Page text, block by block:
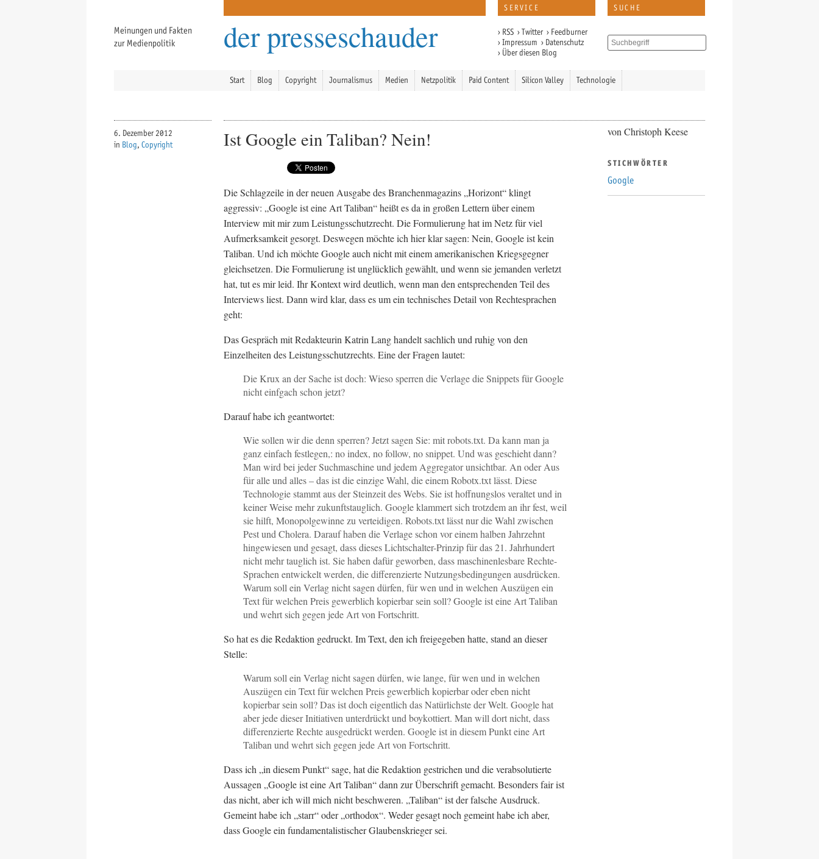
Meinungen und Fakten
zur Medienpolitik
der presseschauder
SERVICE
› RSS ›Twitter › Feedburner
›Impressum › Datenschutz
› Über diesen Blog
SUCHE
Start Blog Copyright Journalismus Medien Netzpolitik Paid Content Silicon Valley Technologie
6. Dezember 2012
in Blog, Copyright Ist Google ein Taliban? Nein!
Die Schlagzeile in der neuen Ausgabe des Branchenmagazins „Horizont“ klingt
aggressiv: „Google ist eine Art Taliban“ heißt es da in großen Lettern über einem
Interview mit mir zum Leistungsschutzrecht. Die Formulierung hat im Netz für viel
Aufmerksamkeit gesorgt. Deswegen möchte ich hier klar sagen: Nein, Google ist kein
Taliban. Und ich möchte Google auch nicht mit einem amerikanischen Kriegsgegner
gleichsetzen. Die Formulierung ist unglücklich gewählt, und wenn sie jemanden verletzt
hat, tut es mir leid. Ihr Kontext wird deutlich, wenn man den entsprechenden Teil des
Interviews liest. Dann wird klar, dass es um ein technisches Detail von Rechtesprachen
geht:
Das Gespräch mit Redakteurin Katrin Lang handelt sachlich und ruhig von den
Einzelheiten des Leistungsschutzrechts. Eine der Fragen lautet:
Die Krux an der Sache ist doch: Wieso sperren die Verlage die Snippets für Google
nicht einfgach schon jetzt?
Darauf habe ich geantwortet:
Wie sollen wir die denn sperren? Jetzt sagen Sie: mit robots.txt. Da kann man ja
ganz einfach festlegen,: no index, no follow, no snippet. Und was geschieht dann?
Man wird bei jeder Suchmaschine und jedem Aggregator unsichtbar. An oder Aus
für alle und alles – das ist die einzige Wahl, die einem Robotx.txt lässt. Diese
Technologie stammt aus der Steinzeit des Webs. Sie ist hoffnungslos veraltet und in
keiner Weise mehr zukunftstauglich. Google klammert sich trotzdem an ihr fest, weil
sie hilft, Monopolgewinne zu verteidigen. Robots.txt lässt nur die Wahl zwischen
Pest und Cholera. Darauf haben die Verlage schon vor einem halben Jahrzehnt
hingewiesen und gesagt, dass dieses Lichtschalter-Prinzip für das 21. Jahrhundert
nicht mehr tauglich ist. Sie haben dafür geworben, dass maschinenlesbare Rechte-
Sprachen entwickelt werden, die differenzierte Nutzungsbedingungen ausdrücken.
Warum soll ein Verlag nicht sagen dürfen, für wen und in welchen Auszügen ein
Text für welchen Preis gewerblich kopierbar sein soll? Google ist eine Art Taliban
und wehrt sich gegen jede Art von Fortschritt.
So hat es die Redaktion gedruckt. Im Text, den ich freigegeben hatte, stand an dieser
Stelle:
Warum soll ein Verlag nicht sagen dürfen, wie lange, für wen und in welchen
Auszügen ein Text für welchen Preis gewerblich kopierbar oder eben nicht
kopierbar sein soll? Das ist doch eigentlich das Natürlichste der Welt. Google hat
aber jede dieser Initiativen unterdrückt und boykottiert. Man will dort nicht, dass
differenzierte Rechte ausgedrückt werden. Google ist in diesem Punkt eine Art
Taliban und wehrt sich gegen jede Art von Fortschritt.
Dass ich „in diesem Punkt“ sage, hat die Redaktion gestrichen und die verabsolutierte
Aussagen „Google ist eine Art Taliban“ dann zur Überschrift gemacht. Besonders fair ist
das nicht, aber ich will mich nicht beschweren. „Taliban“ ist der falsche Ausdruck.
Gemeint habe ich „starr“ oder „orthodox“. Weder gesagt noch gemeint habe ich aber,
dass Google ein fundamentalistischer Glaubenskrieger sei.
von Christoph Keese
STICHWÖRTER
Google